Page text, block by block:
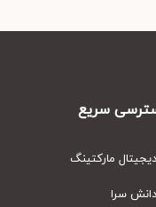
سریع
مارکتینگ
سرا